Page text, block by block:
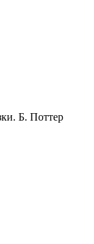
Б. Поттер